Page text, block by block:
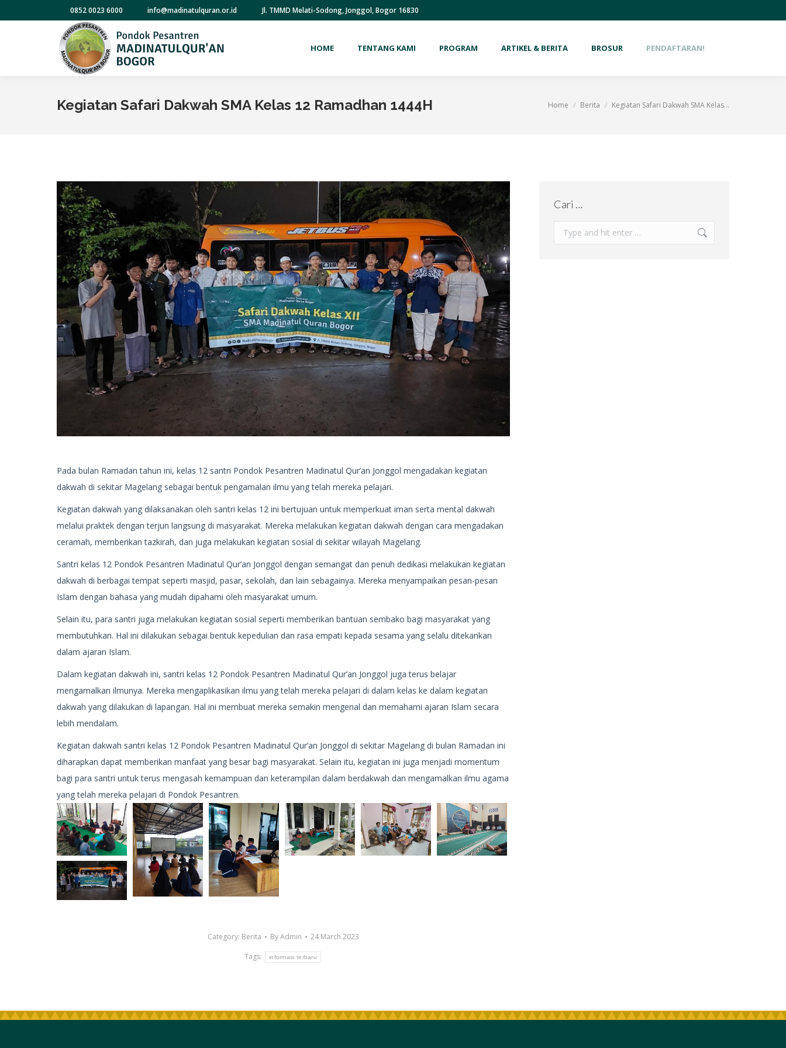
0852 0023 6000 info@madinatulquran.or.id Jl. TMMD Melati-Sodong, Jonggol, Bogor 16830
HOME TENTANG KAMI PROGRAM ARTIKEL & BERITA BROSUR PENDAFTARAN!
Kegiatan Safari Dakwah SMA Kelas 12 Ramadhan 1444H You are here:
Home Berita Kegiatan Safari Dakwah SMA Kelas…
Pada bulan Ramadan tahun ini, kelas 12 santri Pondok Pesantren Madinatul Qur’an Jonggol mengadakan kegiatan
dakwah di sekitar Magelang sebagai bentuk pengamalan ilmu yang telah mereka pelajari.
Kegiatan dakwah yang dilaksanakan oleh santri kelas 12 ini bertujuan untuk memperkuat iman serta mental dakwah
melalui praktek dengan terjun langsung di masyarakat. Mereka melakukan kegiatan dakwah dengan cara mengadakan
ceramah, memberikan tazkirah, dan juga melakukan kegiatan sosial di sekitar wilayah Magelang.
Santri kelas 12 Pondok Pesantren Madinatul Qur’an Jonggol dengan semangat dan penuh dedikasi melakukan kegiatan
dakwah di berbagai tempat seperti masjid, pasar, sekolah, dan lain sebagainya. Mereka menyampaikan pesan-pesan
Islam dengan bahasa yang mudah dipahami oleh masyarakat umum.
Selain itu, para santri juga melakukan kegiatan sosial seperti memberikan bantuan sembako bagi masyarakat yang
membutuhkan. Hal ini dilakukan sebagai bentuk kepedulian dan rasa empati kepada sesama yang selalu ditekankan
dalam ajaran Islam.
Dalam kegiatan dakwah ini, santri kelas 12 Pondok Pesantren Madinatul Qur’an Jonggol juga terus belajar
mengamalkan ilmunya. Mereka mengaplikasikan ilmu yang telah mereka pelajari di dalam kelas ke dalam kegiatan
dakwah yang dilakukan di lapangan. Hal ini membuat mereka semakin mengenal dan memahami ajaran Islam secara
lebih mendalam.
Kegiatan dakwah santri kelas 12 Pondok Pesantren Madinatul Qur’an Jonggol di sekitar Magelang di bulan Ramadan ini
diharapkan dapat memberikan manfaat yang besar bagi masyarakat. Selain itu, kegiatan ini juga menjadi momentum
bagi para santri untuk terus mengasah kemampuan dan keterampilan dalam berdakwah dan mengamalkan ilmu agama
yang telah mereka pelajari di Pondok Pesantren.
Category: Berita ByAdmin
24 March 2023
Tags:
informasi terbaru
Cari …